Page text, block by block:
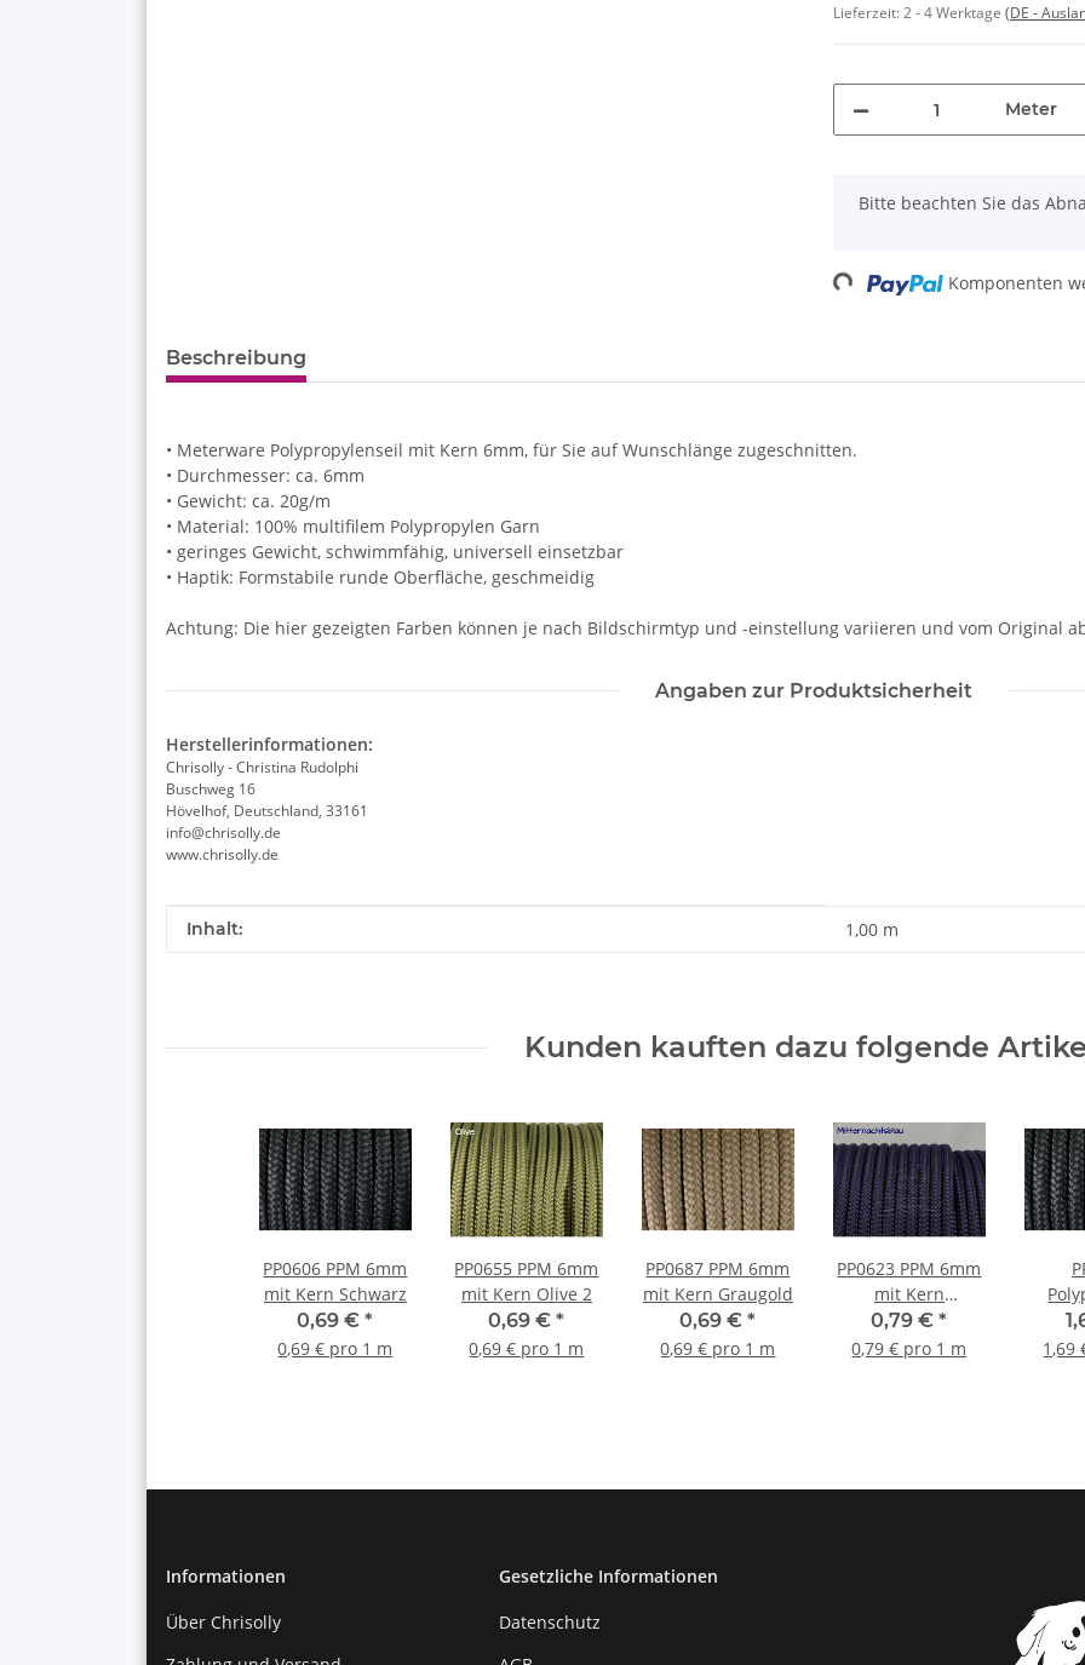
Lieferzeit:2 - 4 Werktage (DE -
Meter
x
Bitte beachten Sie das
Loading... Komponenten
Beschreibung
• Meterware Polypropylenseil mit Kern 6mm, für Sie auf Wunschlänge zugeschnitten.
• Durchmesser: ca. 6mm
• Gewicht: ca. 20g/m
• Material: 100% multifilem Polypropylen Garn
• geringes Gewicht, schwimmfähig, universell einsetzbar
• Haptik: Formstabile runde Oberfläche, geschmeidig
Achtung: Die hier gezeigten Farben können je nach Bildschirmtyp und -einstellung variieren und vom Original
Angaben zur Produktsicherheit
Herstellerinformationen:
Chrisolly - Christina Rudolphi
Buschweg 16
Hövelhof, Deutschland, 33161
info@chrisolly.de
www.chrisolly.de
Produkteigenschaft
Wert
Inhalt: 1,00 m
Kunden kauften dazu folgende
PP0606 PPM 6mm
mit Kern Schwarz
0,69 €*
0,69 € pro 1 m
PP0655 PPM 6mm
mit Kern Olive 2
0,69 €*
0,69 € pro 1 m
PP0687 PPM 6mm
mit Kern Graugold
0,69 €*
0,69 € pro 1 m
PP0623 PPM 6mm
mit Kern
Mitternachtsblau
0,79 €*
0,79 € pro 1 m
1,69
Informationen
Über Chrisolly
Gesetzliche Informationen
Datenschutz